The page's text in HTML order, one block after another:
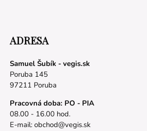
ADRESA
Samuel Šubík - vegis.sk
Poruba 145
97211 Poruba
Pracovná doba: PO - PIA
08.00 - 16.00 hod.
E-mail: obchod@vegis.sk